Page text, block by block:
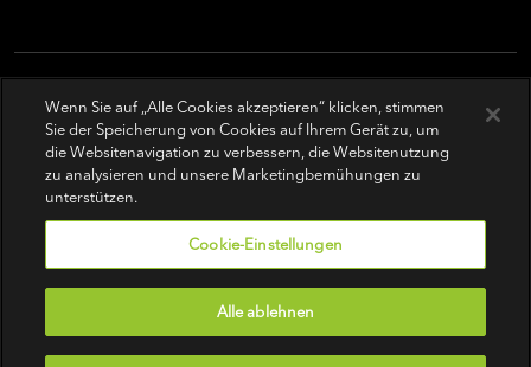
Nutzungsbedingungen | Datenschutz-Bestimmungen
Do Not Sell or Share My Personal Information
Wenn Sie auf „Alle Cookies akzeptieren“ klicken, stimmen
Sie der Speicherung von Cookies auf Ihrem Gerät zu, um
die Websitenavigation zu verbessern, die Websitenutzung
zu analysieren und unsere Marketingbemühungen zu
unterstützen.
Cookie-Einstellungen
Alle ablehnen